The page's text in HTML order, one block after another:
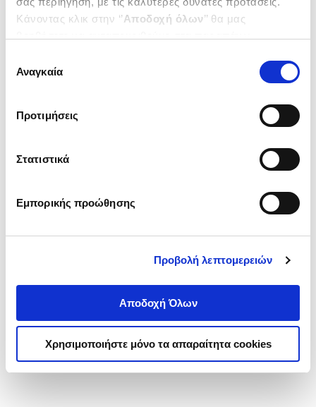
Κάνοντας κλικ στην ‘’Αποδοχή όλων’’ θα μας
ενδιαφέρουν και να επιλέξετε από τα παρακάτω με την
΄΄και να ενημερωθείτε σχετικά με
συγκατάθεσης
Αναγκαία
Προτιμήσεις
Στατιστικά
Εμπορικής προώθησης
Προβολή λεπτομερειών
Αποδοχή Όλων
Χρησιμοποιήστε μόνο τα απαραίτητα cookies